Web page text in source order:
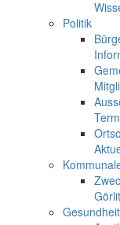
Politik
Gesundheit